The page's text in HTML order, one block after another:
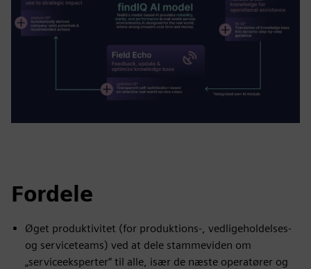
Fordele
Øget produktivitet (for produktions-, vedligeholdelses-
og serviceteams) ved at dele stammeviden om
„serviceeksperter“ til alle, især de næste operatører og